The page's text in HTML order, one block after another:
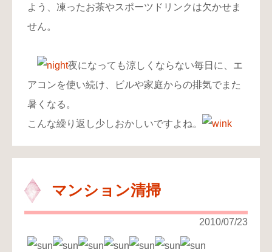
よう、凍ったお茶やスポーツドリンクは欠かせま
せん。
夜になっても涼しくならない毎日に、エ
アコンを使い続け、ビルや家庭からの排気でまた
暑くなる。
こんな繰り返し少しおかしいですよね。
マンション清掃
2010/07/23